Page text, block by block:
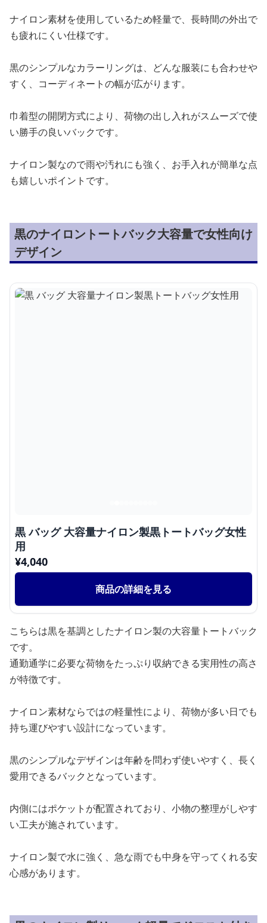
ナイロン素材を使用しているため軽量で、長時間の外出で
も疲れにくい仕様です。
黒のシンプルなカラーリングは、どんな服装にも合わせや
すく、コーディネートの幅が広がります。
巾着型の開閉方式により、荷物の出し入れがスムーズで使
い勝手の良いバックです。
ナイロン製なので雨や汚れにも強く、お手入れが簡単な点
も嬉しいポイントです。
黒のナイロントートバック大容量で女性向け
デザイン
黒 バッグ 大容量ナイロン製黒トートバッグ女性
用
¥4,040
商品の詳細を見る
こちらは黒を基調としたナイロン製の大容量トートバック
です。
通勤通学に必要な荷物をたっぷり収納できる実用性の高さ
が特徴です。
ナイロン素材ならではの軽量性により、荷物が多い日でも
持ち運びやすい設計になっています。
黒のシンプルなデザインは年齢を問わず使いやすく、長く
愛用できるバックとなっています。
内側にはポケットが配置されており、小物の整理がしやす
い工夫が施されています。
ナイロン製で水に強く、急な雨でも中身を守ってくれる安
心感があります。